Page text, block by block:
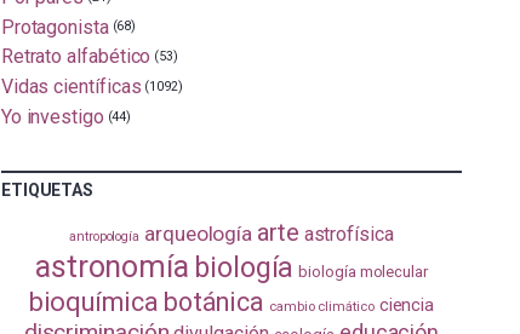
Protagonista (68)
Retrato alfabético (53)
Vidas científicas (1092)
Yo investigo (44)
ETIQUETAS
antropología arqueología arte astrofísica
astronomía biología biología molecular
bioquímica botánica cambio climático ciencia